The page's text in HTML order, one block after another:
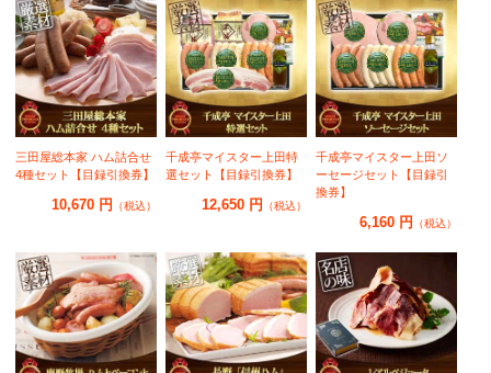
三田屋総本家 ハム詰合せ
4種セット【目録引換券】
10,670 円 （税込）
千成亭マイスター上田特
選セット【目録引換券】
12,650 円 （税込）
千成亭マイスター上田ソ
ーセージセット【目録引
換券】
6,160 円 （税込）